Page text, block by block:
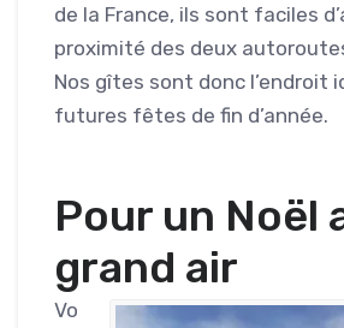
de la France, ils sont faciles
proximité des deux
Nos gîtes sont donc l’endroit
futures fêtes de fin d’année.
Pour un Noël
grand air
Vo